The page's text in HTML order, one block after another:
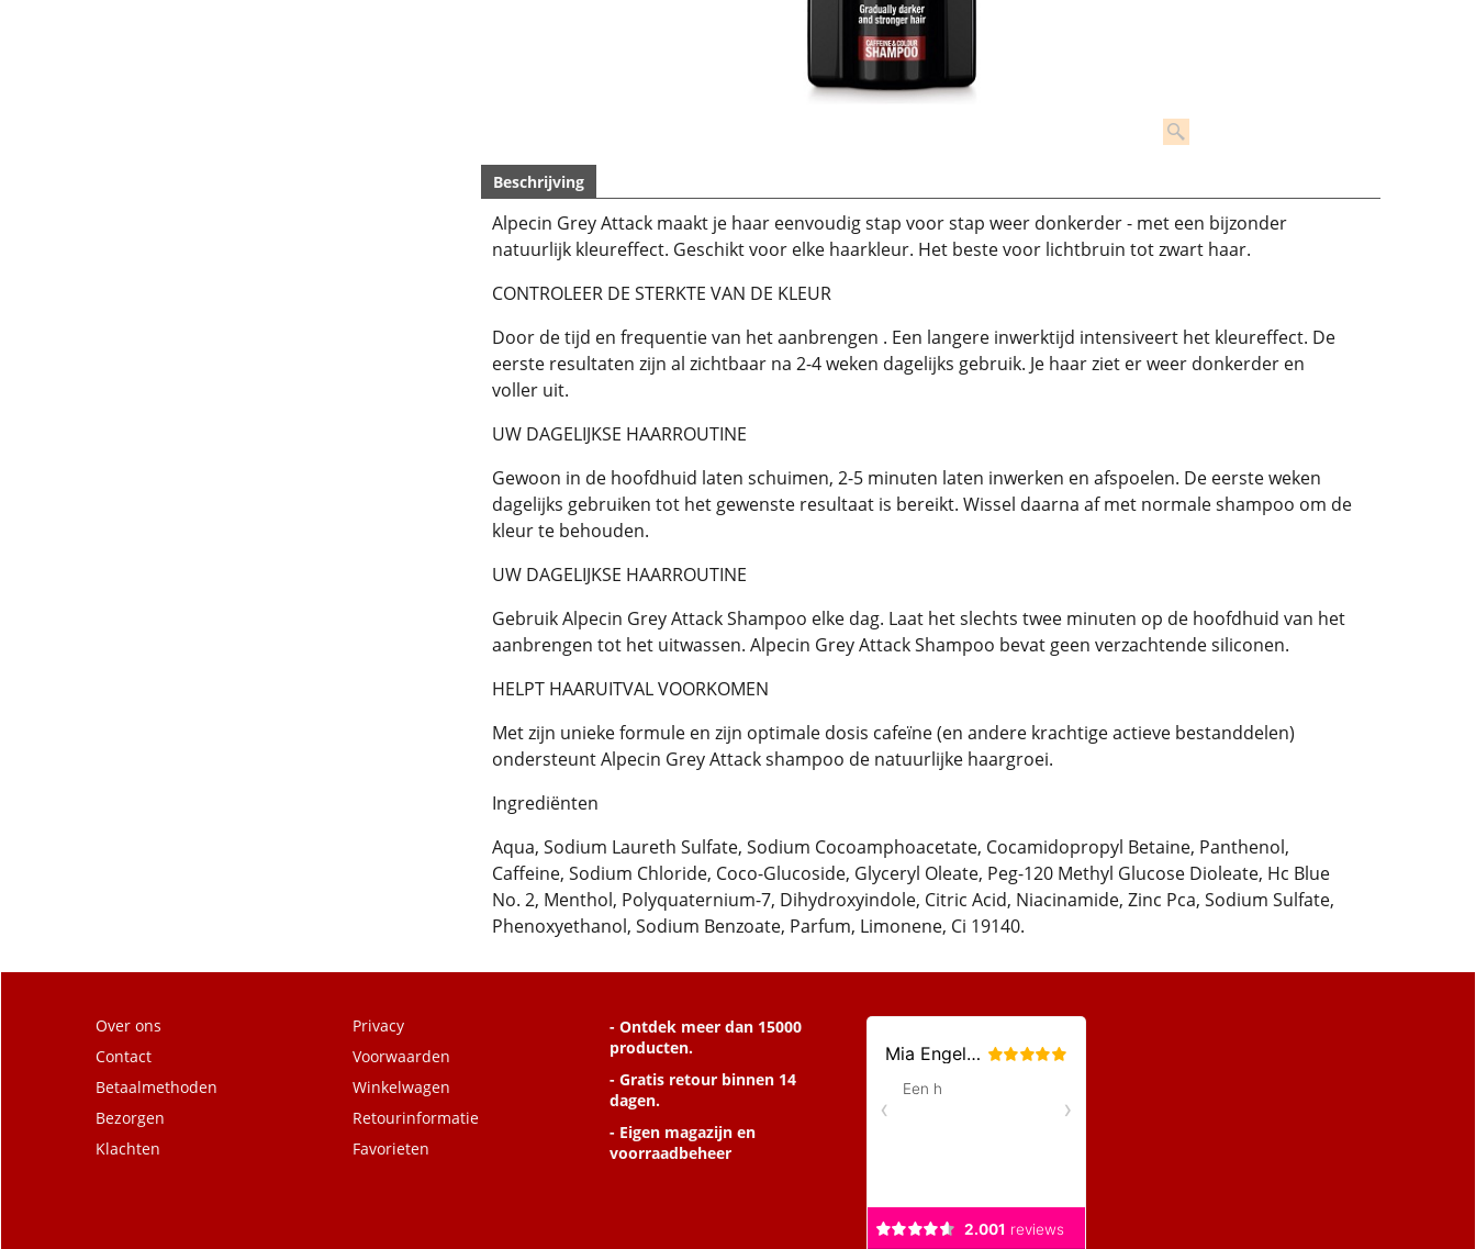
Beschrijving
Alpecin Grey Attack maakt je haar eenvoudig stap voor stap weer donkerder - met een bijzonder
natuurlijk kleureffect. Geschikt voor elke haarkleur. Het beste voor lichtbruin tot zwart haar.
CONTROLEER DE STERKTE VAN DE KLEUR
Door de tijd en frequentie van het aanbrengen . Een langere inwerktijd intensiveert het kleureffect. De
eerste resultaten zijn al zichtbaar na 2-4 weken dagelijks gebruik. Je haar ziet er weer donkerder en
voller uit.
UW DAGELIJKSE HAARROUTINE
Gewoon in de hoofdhuid laten schuimen, 2-5 minuten laten inwerken en afspoelen. De eerste weken
dagelijks gebruiken tot het gewenste resultaat is bereikt. Wissel daarna af met normale shampoo om de
kleur te behouden.
UW DAGELIJKSE HAARROUTINE
Gebruik Alpecin Grey Attack Shampoo elke dag. Laat het slechts twee minuten op de hoofdhuid van het
aanbrengen tot het uitwassen. Alpecin Grey Attack Shampoo bevat geen verzachtende siliconen.
HELPT HAARUITVAL VOORKOMEN
Met zijn unieke formule en zijn optimale dosis cafeïne (en andere krachtige actieve bestanddelen)
ondersteunt Alpecin Grey Attack shampoo de natuurlijke haargroei.
Ingrediënten
Aqua, Sodium Laureth Sulfate, Sodium Cocoamphoacetate, Cocamidopropyl Betaine, Panthenol,
Caffeine, Sodium Chloride, Coco-Glucoside, Glyceryl Oleate, Peg-120 Methyl Glucose Dioleate, Hc Blue
No. 2, Menthol, Polyquaternium-7, Dihydroxyindole, Citric Acid, Niacinamide, Zinc Pca, Sodium Sulfate,
Phenoxyethanol, Sodium Benzoate, Parfum, Limonene, Ci 19140.
Over ons
Contact
Betaalmethoden
Bezorgen
Klachten
Privacy
Voorwaarden
Winkelwagen
Retourinformatie
Favorieten
- Ontdek meer dan 15000
producten.
- Gratis retour binnen 14
dagen.
- Eigen magazijn en
voorraadbeheer